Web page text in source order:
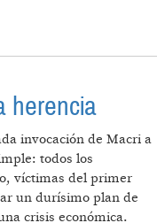
herencia
invocación de Macri a
todos los
víctimas del primer
un durísimo plan de
crisis económica.